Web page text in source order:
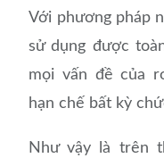
Với phương pháp
sử dụng được
mọi vấn đề của
hạn chế bất kỳ
Như vậy là trên